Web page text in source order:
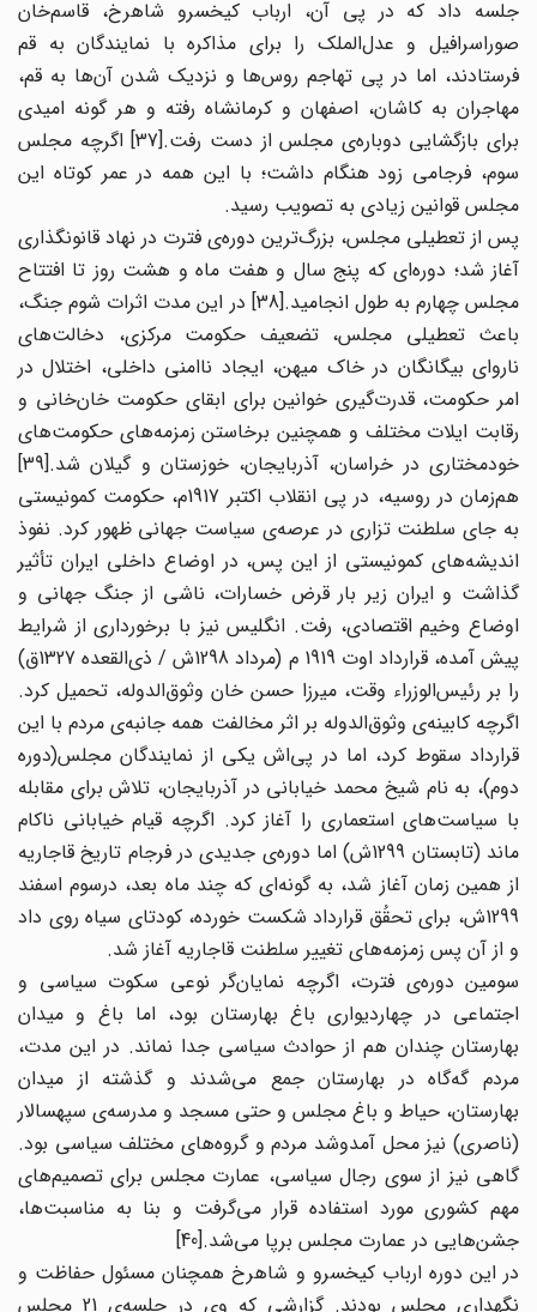
جلسه داد که در پی آن، ارباب کیخسرو شاهرخ، قاسم‌خان
صوراسرافیل و عدل‌الملک را برای مذاکره با نمایندگان به قم
فرستادند، اما در پی تهاجم روس‌ها و نزدیک شدن آن‌ها به قم،
مهاجران به کاشان، اصفهان و کرمانشاه رفته و هر گونه امیدی
برای بازگشایی دوباره‌ی مجلس از دست رفت.[37] اگرچه مجلس
سوم، فرجامی زود هنگام داشت؛ با این همه در عمر کوتاه این
مجلس قوانین زیادی به تصویب رسید.
پس از تعطیلی مجلس، بزرگ‌ترین دوره‌ی فترت در نهاد قانونگذاری
آغاز شد؛ دوره‌ای که پنج سال و هفت ماه و هشت روز تا افتتاح
مجلس چهارم به طول انجامید.[38] در این مدت اثرات شوم جنگ،
باعث تعطیلی مجلس، تضعیف حکومت مرکزی، دخالت‌های
ناروای بیگانگان در خاک میهن، ایجاد نا‌امنی داخلی، اختلال در
امر حکومت، قدرت‌گیری خوانین برای ابقای حکومت خان‌خانی و
رقابت ایلات مختلف و همچنین برخاستن زمزمه‌های حکومت‌های
خودمختاری در خراسان، آذربایجان، خوزستان و گیلان شد.[39]
هم‌زمان در روسیه، در پی انقلاب اکتبر 1917م، حکومت کمونیستی
به جای سلطنت تزاری در عرصه‌ی سیاست جهانی ظهور کرد. نفوذ
اندیشه‌های کمونیستی از این پس، در اوضاع داخلی ایران تأثیر
گذاشت و ایران زیر بار قرض خسارات، ناشی از جنگ جهانی و
اوضاع وخیم اقتصادی، رفت. انگلیس نیز با برخورداری از شرایط
پیش آمده، قرارداد اوت 1919 م (مرداد 1298ش / ذی‌القعده 1327ق)
را بر رئیس‌الوزراء وقت، میرزا حسن خان وثوق‌الدوله، تحمیل کرد.
اگرچه کابینه‌ی وثوق‌الدوله بر اثر مخالفت همه جانبه‌ی مردم با این
قرارداد سقوط کرد، اما در پی‌اش یکی از نمایندگان مجلس(دوره
دوم)، به نام شیخ محمد خیابانی در آذربایجان، تلاش برای مقابله
با سیاست‌های استعماری را آغاز کرد. اگرچه قیام خیابانی ناکام
ماند (تابستان 1299ش) اما دوره‌ی جدیدی در فرجام تاریخ قاجاریه
از همین زمان آغاز شد، به گونه‌ای که چند ماه بعد، درسوم اسفند
1299ش، برای تحقُق قرارداد شکست خورده، کودتای سیاه روی داد
و از آن پس زمزمه‌های تغییر سلطنت قاجاریه آغاز شد.
سومین دوره‌ی فترت، اگرچه نمایان‌گر نوعی سکوت سیاسی و
اجتماعی در چهاردیواری باغ بهارستان بود، اما باغ و میدان
بهارستان چندان هم از حوادث سیاسی جدا نماند. در این مدت،
مردم گه‌گاه در بهارستان جمع می‌شدند و گذشته از میدان
بهارستان، حیاط و باغ مجلس و حتی مسجد و مدرسه‌ی سپهسالار
(ناصری) نیز محل آمدوشد مردم و گروه‌های مختلف سیاسی بود.
گاهی نیز از سوی رجال سیاسی، عمارت مجلس برای تصمیم‌های
مهم کشوری مورد استفاده قرار می‌گرفت و بنا به مناسبت‌ها،
جشن‌هایی در عمارت مجلس برپا می‌شد.[40]
در این دوره ارباب کیخسرو و شاهرخ همچنان مسئول حفاظت و
نگهداری مجلس بودند. گزارشی که وی در جلسه‌ی 21 مجلس